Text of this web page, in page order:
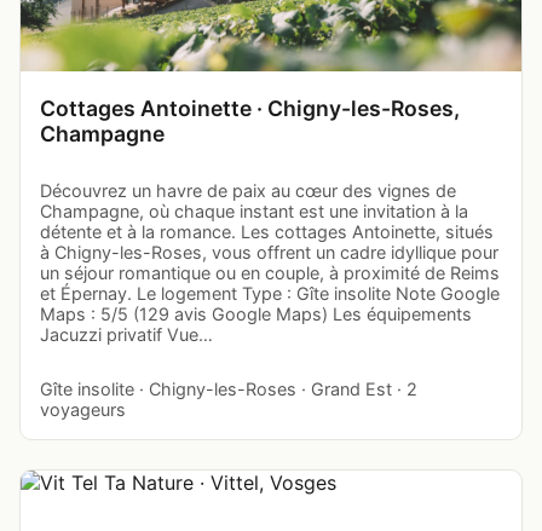
Cottages Antoinette · Chigny-les-Roses,
Champagne
Découvrez un havre de paix au cœur des vignes de
Champagne, où chaque instant est une invitation à la
détente et à la romance. Les cottages Antoinette, situés
à Chigny-les-Roses, vous offrent un cadre idyllique pour
un séjour romantique ou en couple, à proximité de Reims
et Épernay. Le logement Type : Gîte insolite Note Google
Maps : 5/5 (129 avis Google Maps) Les équipements
Jacuzzi privatif Vue…
Gîte insolite · Chigny-les-Roses · Grand Est · 2
voyageurs